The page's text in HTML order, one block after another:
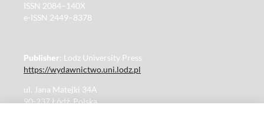
ISSN 2084–140X
e-ISSN 2449–8378
Publisher: Lodz University Press
https://wydawnictwo.uni.lodz.pl
ul. Jana Matejki 34A
90-237 Łódź, Polska